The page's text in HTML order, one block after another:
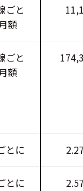
ごと
額
ごと
額
とに
とに